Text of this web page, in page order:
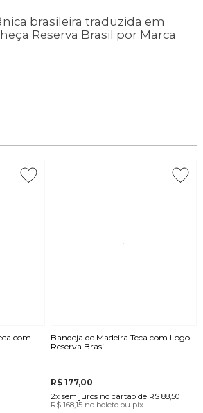
brasileira traduzida em
Reserva Brasil por Marca
com
Bandeja de Madeira Teca com Logo
Reserva Brasil
R$ 177,00
2x sem juros no cartão de R$ 88,50
R$ 168,15 no boleto ou pix